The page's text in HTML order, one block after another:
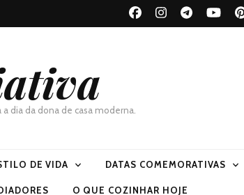
dia da dona de casa moderna.
DE VIDA DATAS COMEMORATIVAS
O QUE COZINHAR HOJE